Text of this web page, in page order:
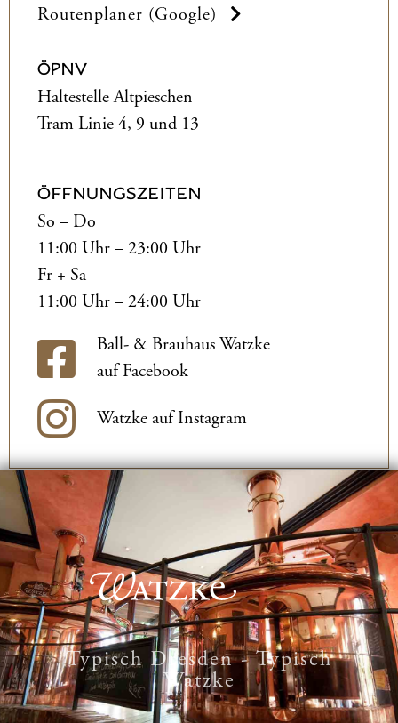
Routenplaner (Google)
ÖPNV
Haltestelle Altpieschen
Tram Linie 4, 9 und 13
ÖFFNUNGSZEITEN
So – Do
11:00 Uhr – 23:00 Uhr
Fr + Sa
11:00 Uhr – 24:00 Uhr
Ball- & Brauhaus Watzke
auf Facebook
Watzke auf Instagram
Typisch Dresden - Typisch
Watzke